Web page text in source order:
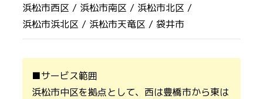
浜松市西区 / 浜松市南区 / 浜松市北区 /
浜松市浜北区 / 浜松市天竜区 /袋井市
■サービス範囲
浜松市中区を拠点として、西は豊橋市から東は